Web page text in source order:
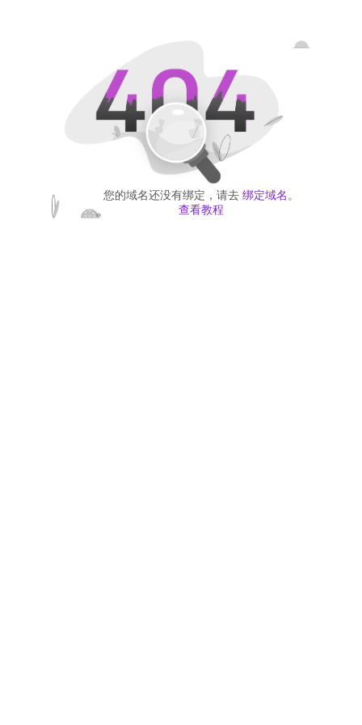
您的域名还没有绑定，请去 绑定域名 。
查看教程